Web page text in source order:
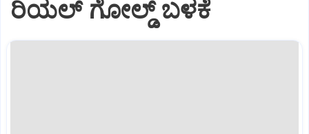
ರಿಯಲ್‌ ಗೋಲ್ಡ್‌ ಬಳಕೆ